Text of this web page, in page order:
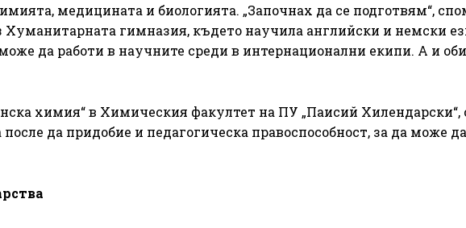
медицината и биологията. „Започнах да се подготвям“,
Хуманитарната гимназия, където научила английски и немски
да работи в научните среди в интернационални екипи. А и
химия“ в Химическия факултет на ПУ „Паисий Хилендарски“,
да придобие и педагогическа правоспособност, за да може да